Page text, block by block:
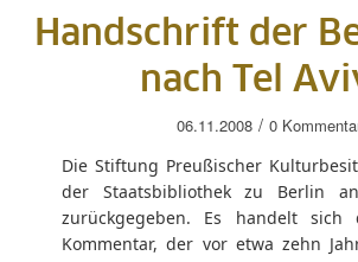
Handschrift der
nach Tel
06.11.2008 / 0
Die Stiftung Preußischer
der Staatsbibliothek zu Berlin
zurückgegeben. Es handelt
Kommentar, der vor etwa zehn